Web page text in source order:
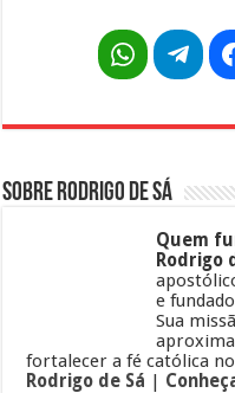
Sobre Rodrigo de Sá
Quem
Rodrigo
e
Sua
fortalecer a fé católica
Rodrigo de Sá |